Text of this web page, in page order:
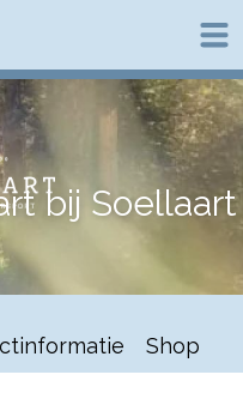
bij Soellaart
Shop